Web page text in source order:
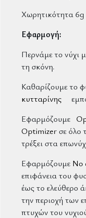
Χωρητικότητα 6g
Εφαρμογή:
Περνάμε το νύχι
τη σκόνη.
Καθαρίζουμε το
κυτταρίνης
Εφαρμόζουμε
Optimizerσε όλο
τρέξει στα
Εφαρμόζουμε No
επιφάνεια του
έως το ελεύθερο
την περιοχή των
πτυχών του